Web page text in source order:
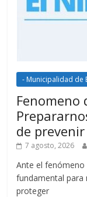
- Municipalidad de
Fenomeno
de
7 agosto, 2026
Ante el
fundamental para
proteger